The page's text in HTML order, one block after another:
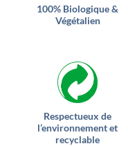
100% Biologique &
Végétalien
Respectueux de
l’environnement et
recyclable